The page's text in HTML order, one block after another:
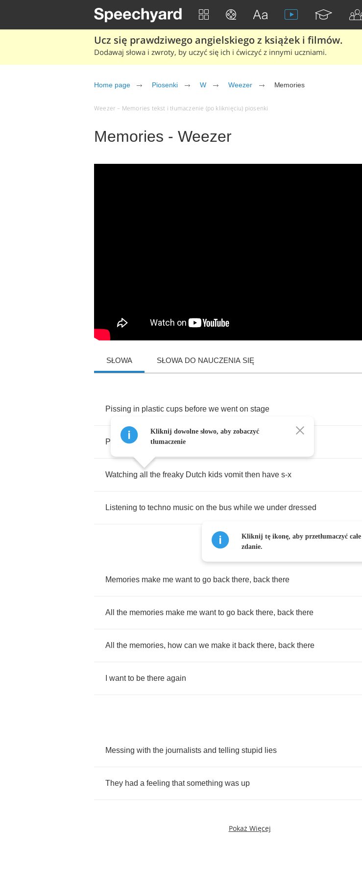
Ucz się prawdziwego angielskiego z książek i filmów.
Dodawaj słowa i zwroty, by uczyć się ich i ćwiczyć z innymi uczniami.
Home page Piosenki W Weezer Memories
Weezer – Memories tekst i tłumaczenie (po kliknięciu) piosenki
Memories - Weezer
SŁOWA SŁOWA DO NAUCZENIA SIĘ
Pissing in plastic cups before we went on stage
Playing hackey sack back
Watching all the freaky Dutch kids vomit then have s-x
Listening to techno music on the bus while we under dressed
Memories make me want to go back there, back there
All the memories make me want to go back there, back there
All the memories, how can we make it back there, back there
want to be there again
Messing with the journalists and telling stupid lies
They had a feeling that something was up
Pokaż Więcej
Kliknij dowolne słowo, aby zobaczyć
tłumaczenie
Kliknij tę ikonę, aby przetłumaczyć całe
zdanie.